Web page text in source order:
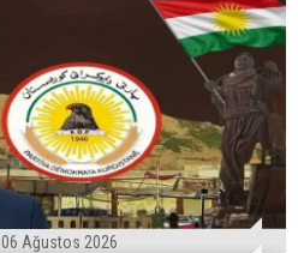
06 Ağustos 2026